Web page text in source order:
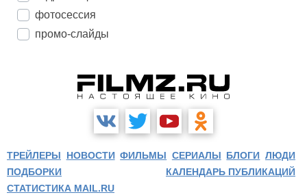
фотосессия
промо-слайды
ТРЕЙЛЕРЫ НОВОСТИ ФИЛЬМЫ СЕРИАЛЫ БЛОГИ ЛЮДИ
ПОДБОРКИ
КАЛЕНДАРЬ ПУБЛИКАЦИЙ
СТАТИСТИКА MAIL.RU